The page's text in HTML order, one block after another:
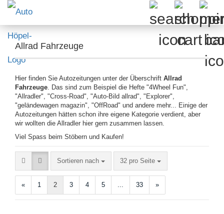
Allrad Fahrzeuge
Hier finden Sie Autozeitungen unter der Überschrift Allrad
Fahrzeuge. Das sind zum Beispiel die Hefte "4Wheel Fun",
"Allradler", "Cross-Road", "Auto-Bild allrad", "Explorer",
"geländewagen magazin", "OffRoad" und andere mehr... Einige der
Autozeitungen hätten schon ihre eigene Kategorie verdient, aber
wir wollten die Allradler hier gern zusammen lassen.
Viel Spass beim Stöbern und Kaufen!
Sortieren nach
Sortieren nach 32 pro Seite
pro Seite
« 1 2 3 4 5 ... 33 »